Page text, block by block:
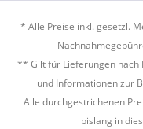
* Alle Preise inkl. gesetzl.
** Gilt für Lieferungen nach
und Informationen zur
Alle durchgestrichenen
bislang in